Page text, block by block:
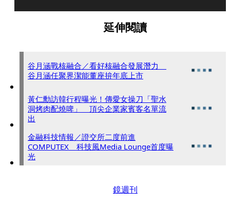
延伸閱讀
谷月涵戰核融合／看好核融合發展潛力
谷月涵任聚界潔能董座拚年底上市
黃仁勳訪韓行程曝光！傳愛女操刀「聖水
洞烤肉配燒啤」 頂尖企業家賓客名單流
出
金融科技情報／證交所二度前進
COMPUTEX 科技風Media Lounge首度曝
光
鏡週刊